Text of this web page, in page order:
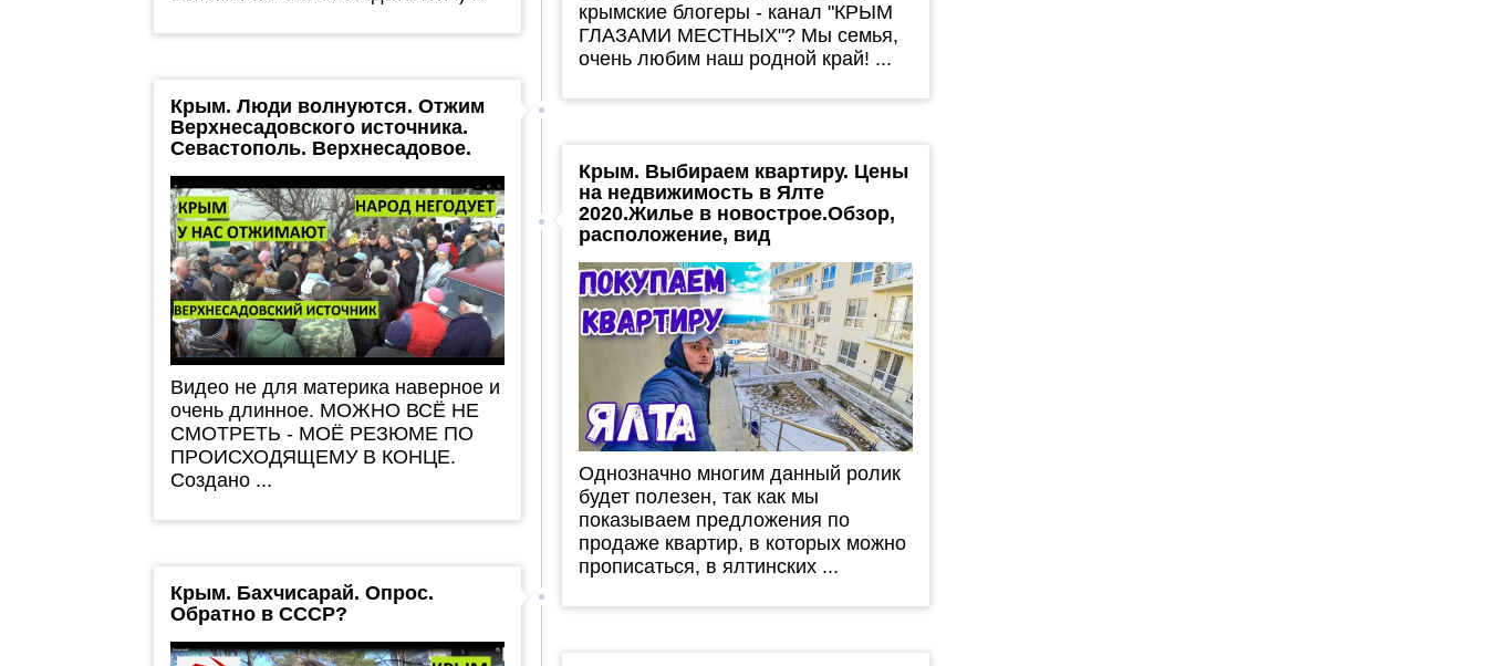
крымские блогеры - канал "КРЫМ
ГЛАЗАМИ МЕСТНЫХ"? Мы семья,
очень любим наш родной край! ...
Крым. Люди волнуются. Отжим
Верхнесадовского источника.
Севастополь. Верхнесадовое.
Видео не для материка наверное и
очень длинное. МОЖНО ВСЁ НЕ
СМОТРЕТЬ - МОЁ РЕЗЮМЕ ПО
ПРОИСХОДЯЩЕМУ В КОНЦЕ.
Создано ...
Крым. Выбираем квартиру. Цены
на недвижимость в Ялте
2020.Жилье в новострое.Обзор,
расположение, вид
Однозначно многим данный ролик
будет полезен, так как мы
показываем предложения по
продаже квартир, в которых можно
прописаться, в ялтинских ...
Крым. Бахчисарай. Опрос.
Обратно в СССР?